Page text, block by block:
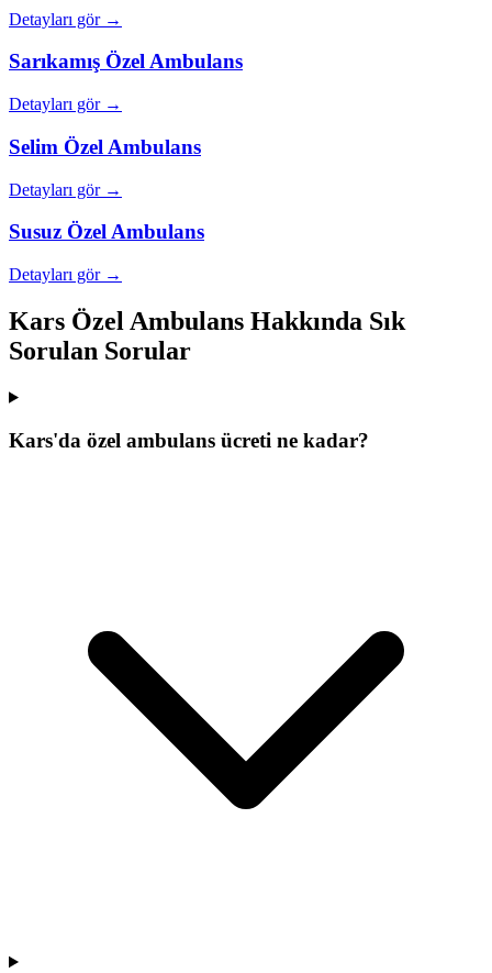
Detayları gör →
Sarıkamış Özel Ambulans
Detayları gör →
Selim Özel Ambulans
Detayları gör →
Susuz Özel Ambulans
Detayları gör →
Kars Özel Ambulans Hakkında Sık
Sorulan Sorular
Kars'da özel ambulans ücreti ne kadar?